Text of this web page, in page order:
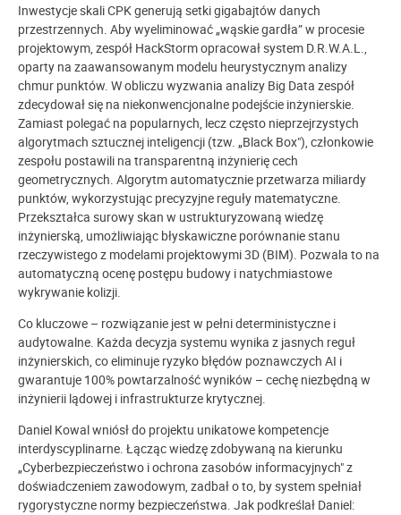
Inwestycje skali CPK generują setki gigabajtów danych
przestrzennych. Aby wyeliminować „wąskie gardła” w procesie
projektowym, zespół HackStorm opracował system D.R.W.A.L.,
oparty na zaawansowanym modelu heurystycznym analizy
chmur punktów. W obliczu wyzwania analizy Big Data zespół
zdecydował się na niekonwencjonalne podejście inżynierskie.
Zamiast polegać na popularnych, lecz często nieprzejrzystych
algorytmach sztucznej inteligencji (tzw. „Black Box"), członkowie
zespołu postawili na transparentną inżynierię cech
geometrycznych. Algorytm automatycznie przetwarza miliardy
punktów, wykorzystując precyzyjne reguły matematyczne.
Przekształca surowy skan w ustrukturyzowaną wiedzę
inżynierską, umożliwiając błyskawiczne porównanie stanu
rzeczywistego z modelami projektowymi 3D (BIM). Pozwala to na
automatyczną ocenę postępu budowy i natychmiastowe
wykrywanie kolizji.
Co kluczowe – rozwiązanie jest w pełni deterministyczne i
audytowalne. Każda decyzja systemu wynika z jasnych reguł
inżynierskich, co eliminuje ryzyko błędów poznawczych AI i
gwarantuje 100% powtarzalność wyników – cechę niezbędną w
inżynierii lądowej i infrastrukturze krytycznej.
Daniel Kowal wniósł do projektu unikatowe kompetencje
interdyscyplinarne. Łącząc wiedzę zdobywaną na kierunku
„Cyberbezpieczeństwo i ochrona zasobów informacyjnych" z
doświadczeniem zawodowym, zadbał o to, by system spełniał
rygorystyczne normy bezpieczeństwa. Jak podkreślał Daniel: